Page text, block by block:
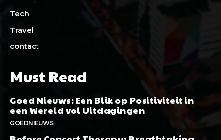
Tech
Travel
contact
Must Read
Goed Nieuws: Een Blik op Positiviteit in
een Wereld vol Uitdagingen
GOEDNIEUWS